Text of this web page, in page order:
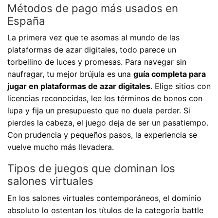
Métodos de pago más usados en
España
La primera vez que te asomas al mundo de las
plataformas de azar digitales, todo parece un
torbellino de luces y promesas. Para navegar sin
naufragar, tu mejor brújula es una guía completa para
jugar en plataformas de azar digitales. Elige sitios con
licencias reconocidas, lee los términos de bonos con
lupa y fija un presupuesto que no duela perder. Si
pierdes la cabeza, el juego deja de ser un pasatiempo.
Con prudencia y pequeños pasos, la experiencia se
vuelve mucho más llevadera.
Tipos de juegos que dominan los
salones virtuales
En los salones virtuales contemporáneos, el dominio
absoluto lo ostentan los títulos de la categoría battle